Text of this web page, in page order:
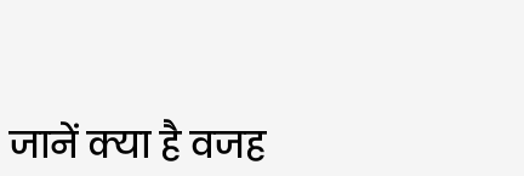
जानें क्या है वजह